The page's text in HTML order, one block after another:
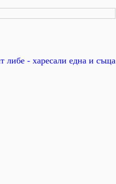
либе - харесали една и съща